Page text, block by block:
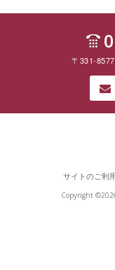
〒331-
サイトのご利
Copyright ©